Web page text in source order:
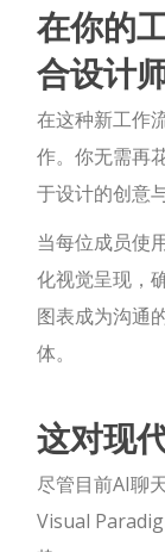
在你的
合设计
在这种新工作
作。你无需再
于设计的创意
当每位成员使
化视觉呈现，
图表成为沟通
体。
这对现
尽管目前AI聊
Visual